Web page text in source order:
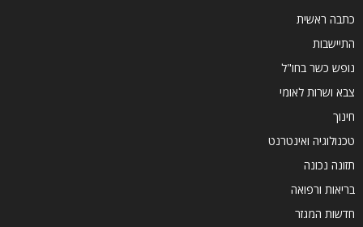
כתבה ראשית
התיישבות
נופש כשר בחו"ל
צבא ושרות לאומי
חינוך
טכנולוגיה ואינטרנט
תזונה נכונה
בריאות ורפואה
חדשות המגזר